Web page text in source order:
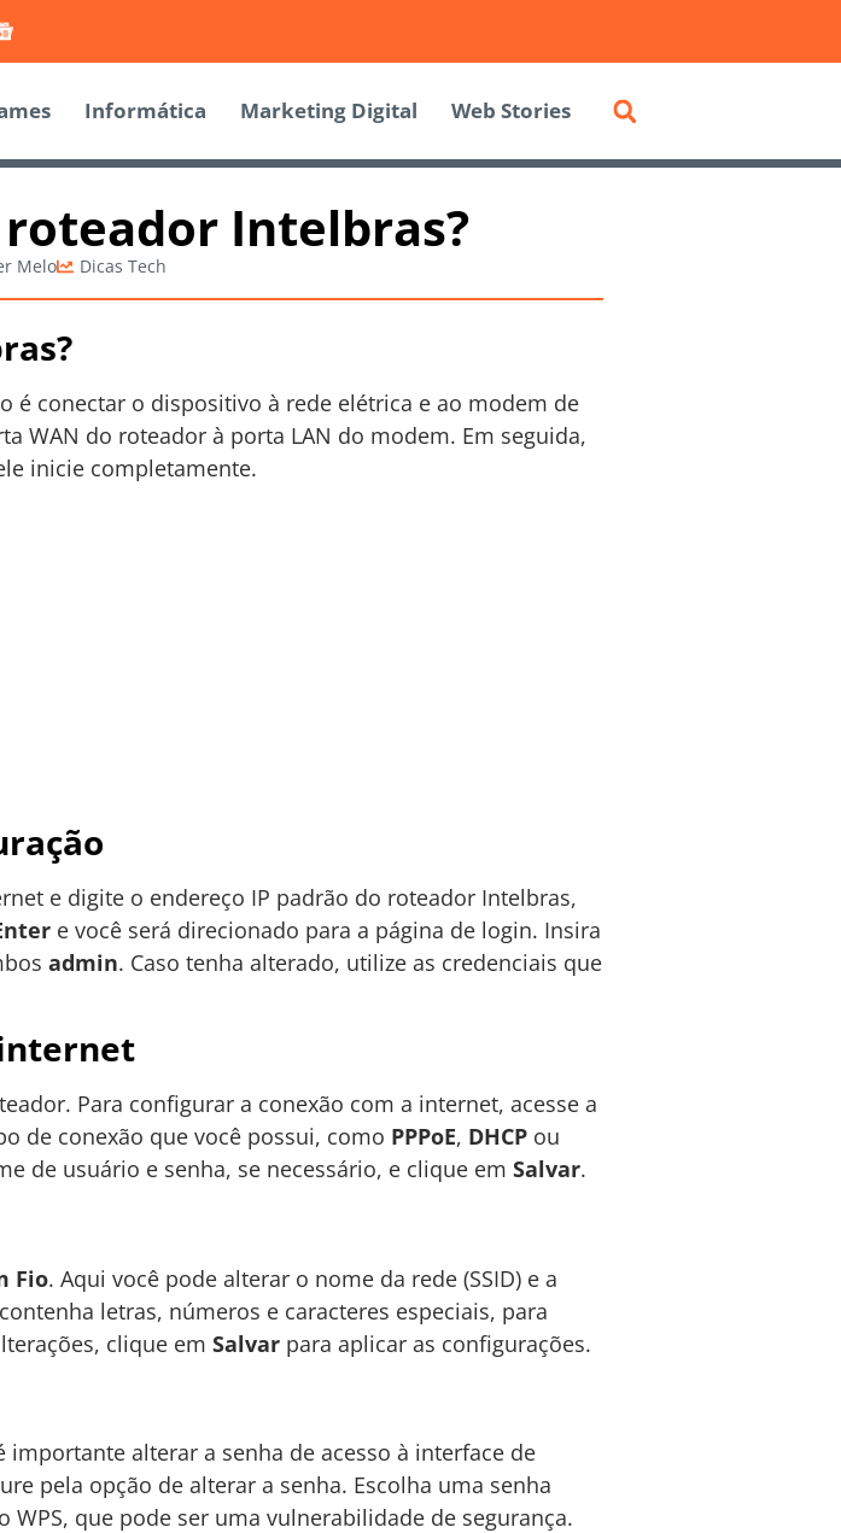
Informática Marketing Digital Web Stories
Intelbras?
Melo Dicas Tech
é conectar o dispositivo à rede elétrica e ao modem de
WAN do roteador à porta LAN do modem. Em seguida,
inicie completamente.
e digite o endereço IP padrão do roteador Intelbras,
e você será direcionado para a página de login. Insira
admin. Caso tenha alterado, utilize as credenciais que
Para configurar a conexão com a internet, acesse a
de conexão que você possui, como PPPoE, DHCP ou
de usuário e senha, se necessário, e clique em Salvar.
Fio. Aqui você pode alterar o nome da rede (SSID) e a
letras, números e caracteres especiais, para
clique em Salvar para aplicar as configurações.
alterar a senha de acesso à interface de
pela opção de alterar a senha. Escolha uma senha
WPS, que pode ser uma vulnerabilidade de segurança.